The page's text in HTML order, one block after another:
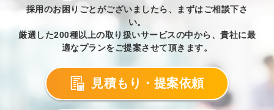
採用のお困りごとがございましたら、まずはご相談下さ
い。
厳選した200種以上の取り扱いサービスの中から、貴社に最
適なプランをご提案させて頂きます。
見積もり・提案依頼